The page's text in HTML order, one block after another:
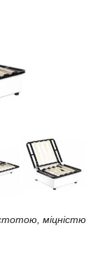
міцністю